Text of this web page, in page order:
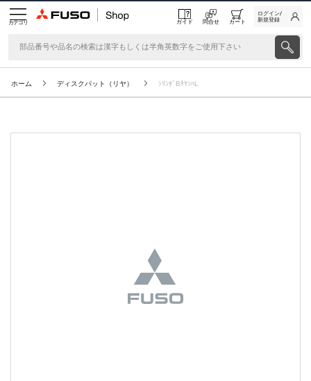
カテゴリ ガイド 問合せ カート
ログイン/
新規登録
ホーム ディスクパット（リヤ） ｼﾘﾝﾀﾞBﾁﾔﾝﾊL